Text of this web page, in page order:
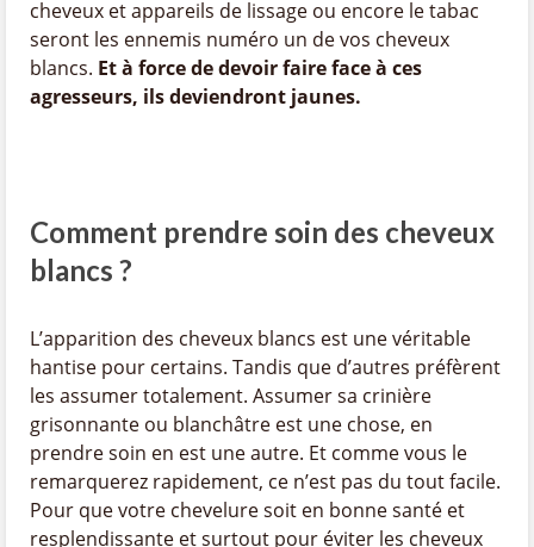
cheveux et appareils de lissage ou encore le tabac
seront les ennemis numéro un de vos cheveux
blancs. Et à force de devoir faire face à ces
agresseurs, ils deviendront jaunes.
Comment prendre soin des cheveux
blancs ?
L’apparition des cheveux blancs est une véritable
hantise pour certains. Tandis que d’autres préfèrent
les assumer totalement. Assumer sa crinière
grisonnante ou blanchâtre est une chose, en
prendre soin en est une autre. Et comme vous le
remarquerez rapidement, ce n’est pas du tout facile.
Pour que votre chevelure soit en bonne santé et
resplendissante et surtout pour éviter les cheveux